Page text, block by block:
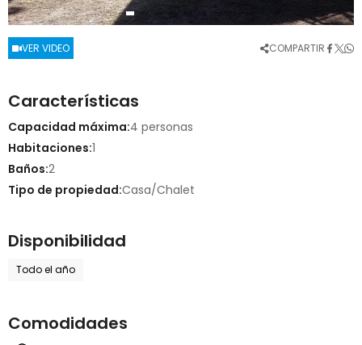
COMPARTIR
VER VIDEO
Características
Capacidad máxima:4 personas
Habitaciones:1
Baños:2
Tipo de propiedad:Casa/Chalet
Disponibilidad
Todo el año
Comodidades